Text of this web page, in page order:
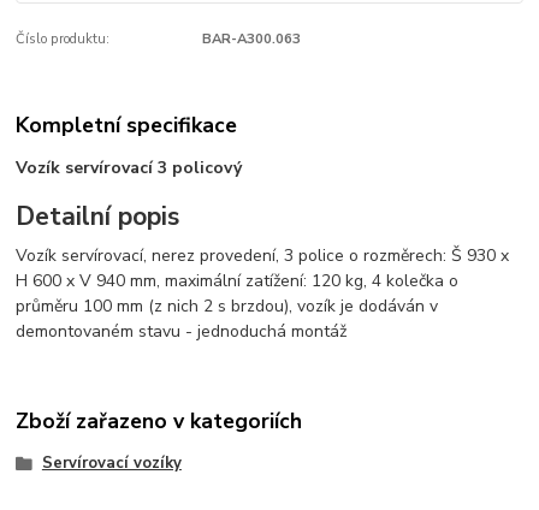
Číslo produktu: BAR-A300.063
Kompletní specifikace
Vozík servírovací 3 policový
Detailní popis
Vozík servírovací, nerez provedení, 3 police o rozměrech: Š 930 x
H 600 x V 940 mm, maximální zatížení: 120 kg, 4 kolečka o
průměru 100 mm (z nich 2 s brzdou), vozík je dodáván v
demontovaném stavu - jednoduchá montáž
Zboží zařazeno v kategoriích
Servírovací vozíky